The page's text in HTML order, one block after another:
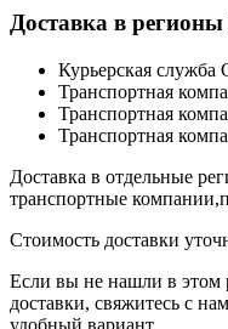
Доставка в регионы
Курьерская служба
Транспортная
Транспортная
Транспортная
Доставка в отдельные
транспортные
Стоимость доставки
Если вы не нашли в этом
доставки, свяжитесь с